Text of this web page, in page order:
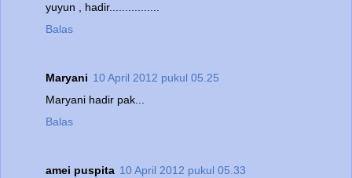
yuyun , hadir................
Balas
Maryani 10 April 2012 pukul 05.25
Maryani hadir pak...
Balas
amei puspita 10 April 2012 pukul 05.33